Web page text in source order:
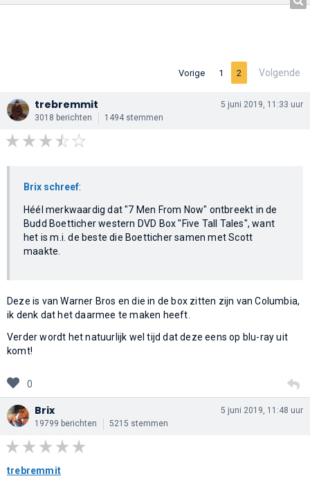
Vorige 1 2 Volgende
trebremmit
3018 berichten 1494 stemmen
5 juni 2019, 11:33 uur
Brix schreef:
Héél merkwaardig dat "7 Men From Now" ontbreekt in de
Budd Boetticher western DVD Box "Five Tall Tales", want
het is m.i. de beste die Boetticher samen met Scott
maakte.
Deze is van Warner Bros en die in de box zitten zijn van Columbia,
ik denk dat het daarmee te maken heeft.
Verder wordt het natuurlijk wel tijd dat deze eens op blu-ray uit
komt!
0
Brix
19799 berichten 5215 stemmen
5 juni 2019, 11:48 uur
trebremmit